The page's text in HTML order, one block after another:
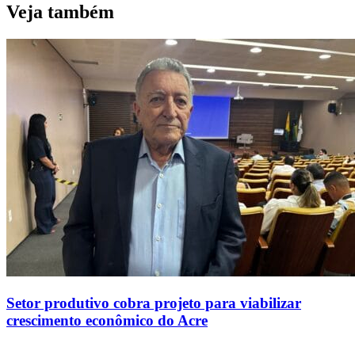
Veja também
Setor produtivo cobra projeto para viabilizar
crescimento econômico do Acre